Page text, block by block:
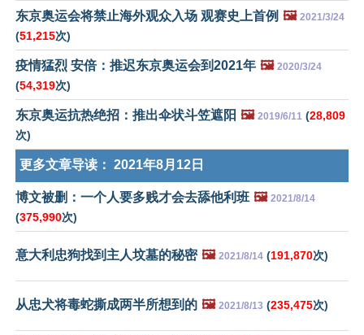
东京奥运会将禁止海外观众入场 观赛史上首例 🖼️ 2021/3/24
(51,215次)
疫情猛烈 安倍：推迟东京奥运会到2021年 🖼️ 2020/3/24
(54,319次)
东京奥运抗热绝招：推出伞状斗笠遮阳 🖼️ 2019/6/11 (28,809
次)
更多文章导读： 2021年8月12日
博文被删：一个人要多贱才会去舔他利班 🖼️ 2021/8/14
(375,990次)
意大利忠狗找到主人坟墓的秘密 🖼️ 2021/8/14 (191,870次)
从忠犬将毒蛇撕成两半所想到的 🖼️ 2021/8/13 (235,475次)